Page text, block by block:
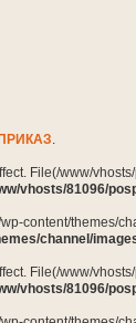
.
File(/www/
vhosts/81096/
content/themes/
channel/
File(/www/
vhosts/81096/